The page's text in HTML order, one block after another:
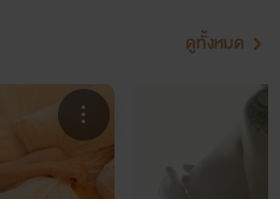
ดูทั้งหมด